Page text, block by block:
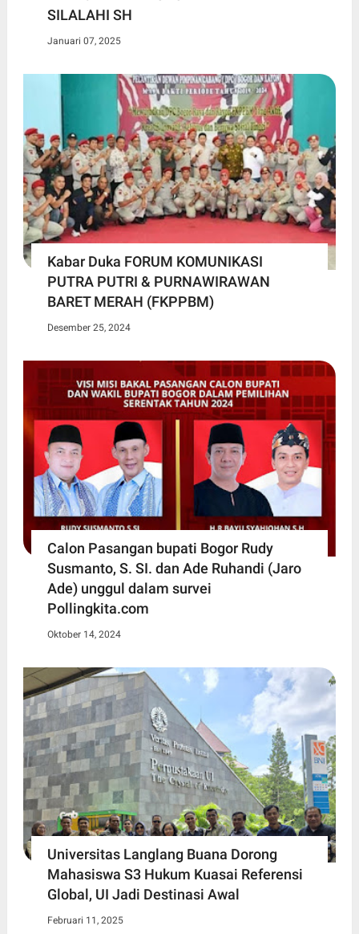
SILALAHI SH
Januari 07, 2025
Kabar Duka FORUM KOMUNIKASI
PUTRA PUTRI & PURNAWIRAWAN
BARET MERAH (FKPPBM)
Desember 25, 2024
Calon Pasangan bupati Bogor Rudy
Susmanto, S. SI. dan Ade Ruhandi (Jaro
Ade) unggul dalam survei
Pollingkita.com
Oktober 14, 2024
Universitas Langlang Buana Dorong
Mahasiswa S3 Hukum Kuasai Referensi
Global, UI Jadi Destinasi Awal
Februari 11, 2025